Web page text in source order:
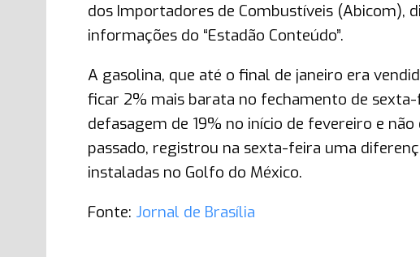
dos Importadores de Combustíveis (Abicom),
informações do “Estadão Conteúdo”.
A gasolina, que até o final de janeiro era
ficar 2% mais barata no fechamento de
defasagem de 19% no início de fevereiro e
passado, registrou na sexta-feira uma
instaladas no Golfo do México.
Fonte: Jornal de Brasília